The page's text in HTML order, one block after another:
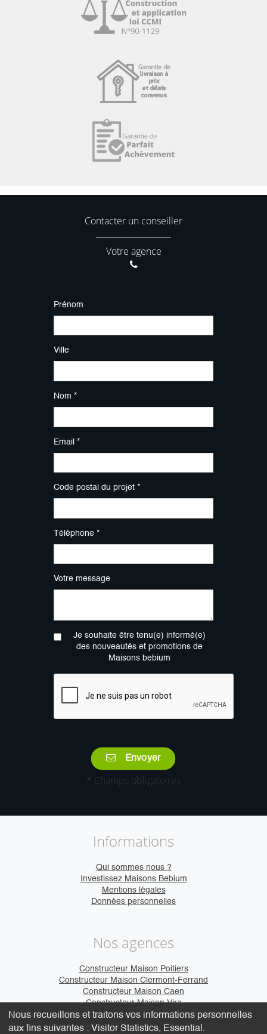
Contacter un conseiller
Votre agence
Prénom
Ville
Nom *
Email *
Code postal du projet *
Téléphone *
Votre message
Je souhaite être tenu(e) informé(e)
des nouveautés et promotions de
Maisons bebium
Envoyer
* Champs obligatoires
Informations
Qui sommes nous ?
Investissez Maisons Bebium
Mentions légales
Données personnelles
Nos agences
Constructeur Maison Poitiers
Constructeur Maison Clermont-Ferrand
Constructeur Maison Caen
Constructeur Maison Vire
Nous recueillons et traitons vos informations personnelles
aux fins suivantes : Visitor Statistics, Essential .